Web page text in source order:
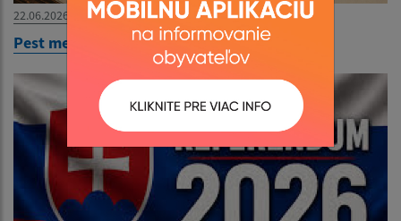
22.06.2026
Pest megér egy estet